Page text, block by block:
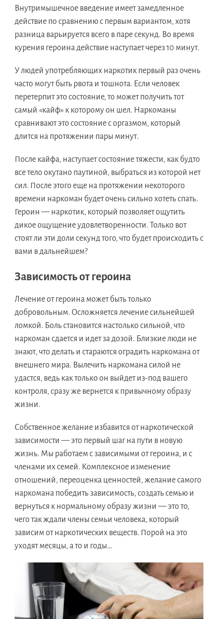
Внутримышечное введение имеет замедленное
действие по сравнению с первым вариантом, хотя
разница варьируется всего в паре секунд. Во время
курения героина действие наступает через 10 минут.
У людей употребляющих наркотик первый раз очень
часто могут быть рвота и тошнота. Если человек
перетерпит это состояние, то может получить тот
самый «кайф» к которому он шел. Наркоманы
сравнивают это состояние с оргазмом, который
длится на протяжении пары минут.
После кайфа, наступает состояние тяжести, как будто
все тело окутано паутиной, выбраться из которой нет
сил. После этого еще на протяжении некоторого
времени наркоман будет очень сильно хотеть спать.
Героин — наркотик, который позволяет ощутить
дикое ощущение удовлетворенности. Только вот
стоят ли эти доли секунд того, что будет происходить с
вами в дальнейшем?
Зависимость от героина
Лечение от героина может быть только
добровольным. Осложняется лечение сильнейшей
ломкой. Боль становится настолько сильной, что
наркоман сдается и идет за дозой. Близкие люди не
знают, что делать и стараются оградить наркомана от
внешнего мира. Вылечить наркомана силой не
удастся, ведь как только он выйдет из-под вашего
контроля, сразу же вернется к привычному образу
жизни.
Собственное желание избавится от наркотической
зависимости — это первый шаг на пути в новую
жизнь. Мы работаем с зависимыми от героина, и с
членами их семей. Комплексное изменение
отношений, переоценка ценностей, желание самого
наркомана победить зависимость, создать семью и
вернуться к нормальному образу жизни — это то,
чего так ждали члены семьи человека, который
зависим от наркотических веществ. Порой на это
уходят месяцы, а то и годы…